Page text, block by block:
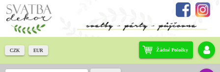
Žádné Položky
CZK EUR